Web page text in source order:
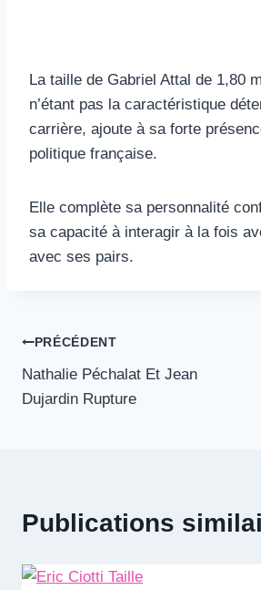
La taille de Gabriel Attal de 1,80
n’étant pas la caractéristique
carrière, ajoute à sa forte
politique française.
Elle complète sa personnalité
sa capacité à interagir à la fois
avec ses pairs.
Navigation
de
PRÉCÉDENT
Nathalie Péchalat Et Jean
Dujardin Rupture
Publications